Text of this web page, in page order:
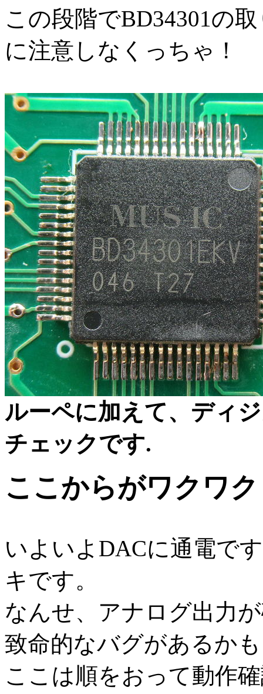
この段階でBD34301の
に注意しなくっちゃ！
ルーペに加えて、ディ
チェックです.
ここからがワクワ
いよいよDACに通電で
キです。
なんせ、アナログ出力
致命的なバグがあるか
ここは順をおって動作